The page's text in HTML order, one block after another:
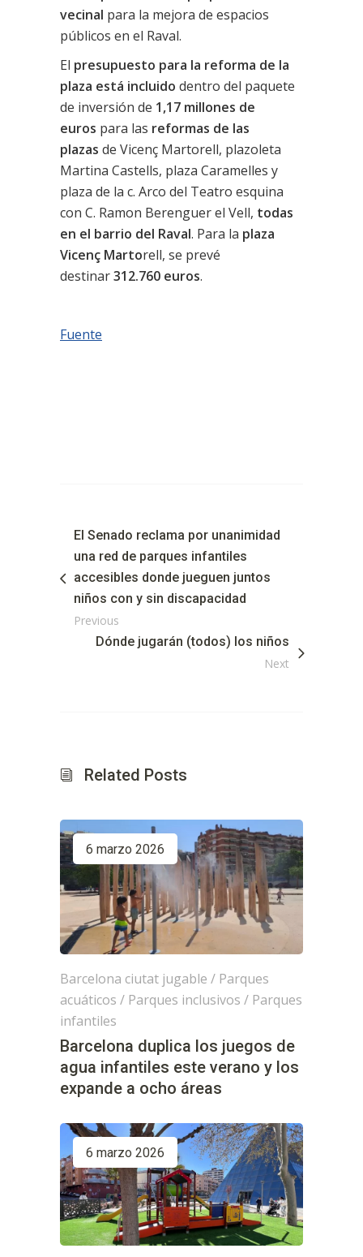
vecinal para la mejora de espacios
públicos en el Raval.
El presupuesto para la reforma de la
plaza está incluido dentro del paquete
de inversión de 1,17 millones de
euros para las reformas de las
plazas de Vicenç Martorell, plazoleta
Martina Castells, plaza Caramelles y
plaza de la c. Arco del Teatro esquina
con C. Ramon Berenguer el Vell, todas
en el barrio del Raval. Para la plaza
Vicenç Martorell, se prevé
destinar312.760 euros.
Fuente
El Senado reclama por unanimidad
una red de parques infantiles
accesibles donde jueguen juntos
niños con y sin discapacidad
Previous
Dónde jugarán (todos) los niños
Next
Related Posts
6 marzo 2026
Barcelona ciutat jugable / Parques
acuáticos / Parques inclusivos / Parques
infantiles
Barcelona duplica los juegos de
agua infantiles este verano y los
expande a ocho áreas
6 marzo 2026